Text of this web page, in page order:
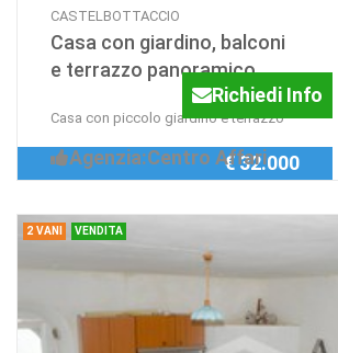
CASTELBOTTACCIO
Casa con giardino, balconi
e terrazzo panoramico
Casa con piccolo giardino e terrazzo
Richiedi Info
Agenzia:Centro Affari
€ 32.000
2 VANI VENDITA